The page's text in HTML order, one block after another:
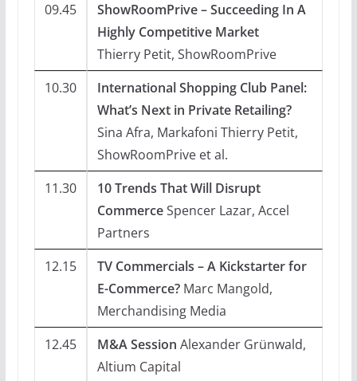
09.45
ShowRoomPrive – Succeeding In A
Highly Competitive Market
Thierry Petit, ShowRoomPrive
10.30
International Shopping Club Panel:
What’s Next in Private Retailing?
Sina Afra, Markafoni Thierry Petit,
ShowRoomPrive et al.
11.30
10 Trends That Will Disrupt
CommerceSpencer Lazar, Accel
Partners
12.15
TV Commercials – A Kickstarter for
E-Commerce?Marc Mangold,
Merchandising Media
12.45
M&A Session Alexander Grünwald,
Altium Capital